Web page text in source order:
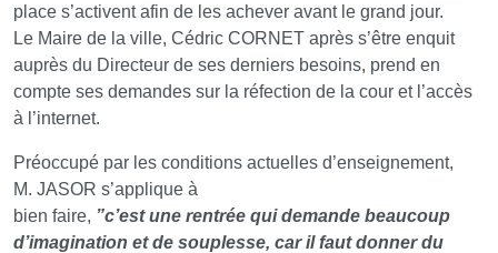
place s’activent afin de les achever avant le grand jour.
Le Maire de la ville, Cédric CORNET après s’être enquit
auprès du Directeur de ses derniers besoins, prend en
compte ses demandes sur la réfection de la cour et l’accès
à l’internet.
Préoccupé par les conditions actuelles d’enseignement,
M. JASOR s’applique à
bien faire, ”c’est une rentrée qui demande beaucoup
d’imagination et de souplesse, car il faut donner du